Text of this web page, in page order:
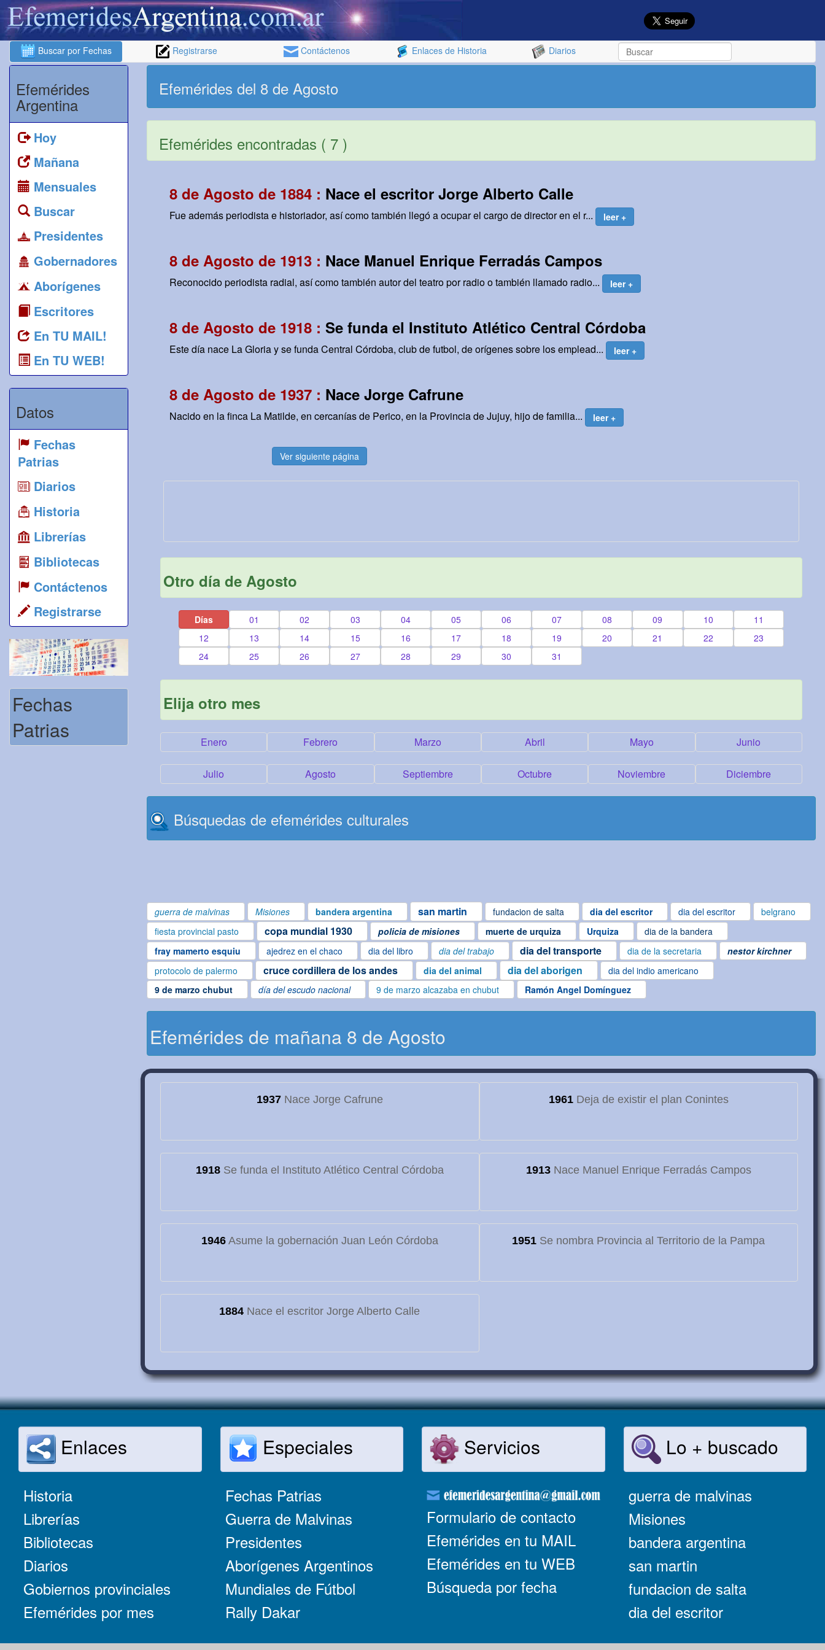
Buscar por Fechas Registrarse Contáctenos Enlaces de Historia Diarios
Efemérides
Argentina
Hoy
Mañana
Mensuales
Buscar
Presidentes
Gobernadores
Aborígenes
Escritores
En TU MAIL!
En TU WEB!
Datos
Fechas
Patrias
Diarios
Historia
Librerías
Bibliotecas
Contáctenos
Registrarse
Fechas
Patrias
Efemérides del 8 de Agosto
Efemérides encontradas ( 7 )
8 de Agosto de 1884 : Nace el escritor Jorge Alberto Calle
Fue además periodista e historiador, así como también llegó a ocupar el cargo de director en el r... leer +
8 de Agosto de 1913 : Nace Manuel Enrique Ferradás Campos
Reconocido periodista radial, así como también autor del teatro por radio o también llamado radio... leer +
8 de Agosto de 1918 : Se funda el Instituto Atlético Central Córdoba
Este día nace La Gloria y se funda Central Córdoba, club de futbol, de orígenes sobre los emplead... leer +
8 de Agosto de 1937 : Nace Jorge Cafrune
Nacido en la finca La Matilde, en cercanías de Perico, en la Provincia de Jujuy, hijo de familia... leer +
Ver siguiente página
Otro día de Agosto
Días 01 02 03 04 05 06 07 08 09 10
11
12
13 14 15 16 17 18 19 20 21 22
23
24
25 26 27 28 29 30 31
Elija otro mes
Enero Febrero Marzo Abril Mayo Junio
Julio Agosto Septiembre Octubre Noviembre Diciembre
Búsquedas de efemérides culturales
guerra de malvinas Misiones bandera argentina san martin fundacion de salta dia del escritor dia del escritor
belgrano
fiesta provincial pasto
copa mundial 1930 policia de misiones muerte de urquiza Urquiza
dia de la bandera
fray mamerto esquiu
ajedrez en el chaco dia del libro dia del trabajo dia del transporte dia de la secretaria
nestor kirchner
protocolo de palermo
cruce cordillera de los andes dia del animal dia del aborigen
dia del indio americano
9 de marzo chubut
día del escudo nacional 9 de marzo alcazaba en chubut Ramón Angel Domínguez
Efemérides de mañana 8 de Agosto
1937Nace Jorge Cafrune 1961Deja de existir el plan Conintes
1918Se funda el Instituto Atlético Central Córdoba 1913Nace Manuel Enrique Ferradás Campos
1946Asume la gobernación Juan León Córdoba 1951 Se nombra Provincia al Territorio de la Pampa
1884 Nace el escritor Jorge Alberto Calle
Enlaces
Historia
Librerías
Bibliotecas
Diarios
Gobiernos provinciales
Efemérides por mes
Especiales
Fechas Patrias
Guerra de Malvinas
Presidentes
Aborígenes Argentinos
Mundiales de Fútbol
Rally Dakar
Servicios
Formulario de contacto
Efemérides en tu MAIL
Efemérides en tu WEB
Búsqueda por fecha
Lo + buscado
guerra de malvinas
Misiones
bandera argentina
san martin
fundacion de salta
dia del escritor